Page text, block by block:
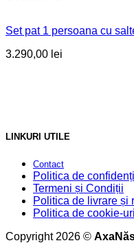
Set pat 1 persoana cu
3.290,00 lei
LINKURI UTILE
Contact
Politica de
Termeni și Condiții
Politica de livrare și
Politica de cookie-uri
Copyright 2026 ©